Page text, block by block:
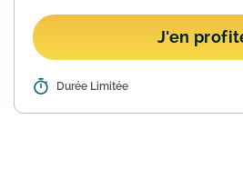
J'en
Détails : Grâce à son
Durée Limitée